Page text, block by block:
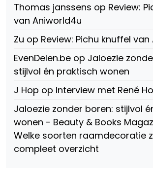
Facebook
Thomas janssens op Review:
van Aniworld4u
Zu op Review: Pichu knuffel
EvenDelen.be op Jaloezie
stijlvol én praktisch wonen
J Hop op Interview met René
Jaloezie zonder boren: stijlvol
wonen - Beauty & Books
Welke soorten raamdecoratie
compleet overzicht